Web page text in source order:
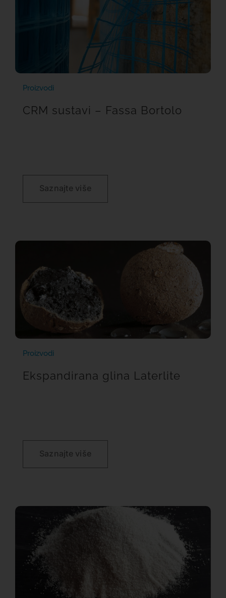
Proizvodi
CRM sustavi – Fassa Bortolo
Saznajte više
Proizvodi
Ekspandirana glina Laterlite
Saznajte više